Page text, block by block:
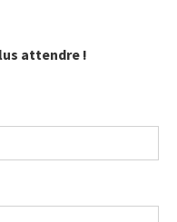
attendre !